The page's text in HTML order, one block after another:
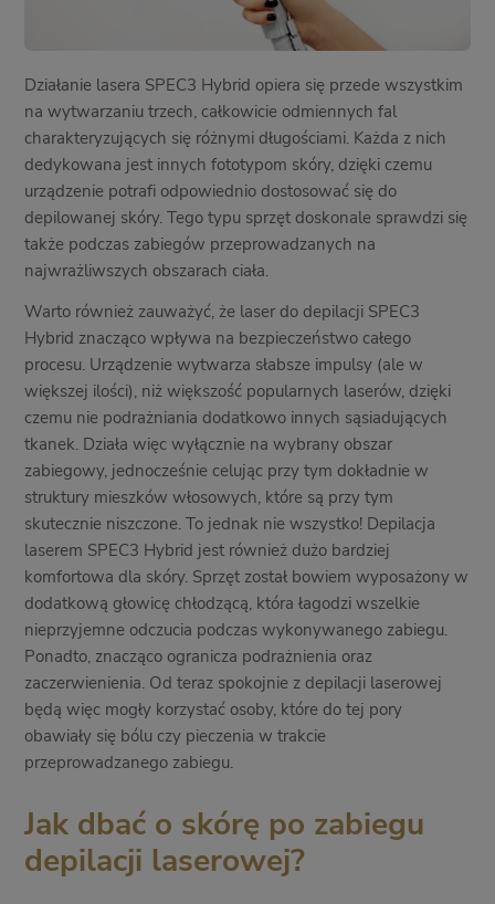
Działanie lasera SPEC3 Hybrid opiera się przede wszystkim
na wytwarzaniu trzech, całkowicie odmiennych fal
charakteryzujących się różnymi długościami. Każda z nich
dedykowana jest innych fototypom skóry, dzięki czemu
urządzenie potrafi odpowiednio dostosować się do
depilowanej skóry. Tego typu sprzęt doskonale sprawdzi się
także podczas zabiegów przeprowadzanych na
najwrażliwszych obszarach ciała.
Warto również zauważyć, że laser do depilacji SPEC3
Hybrid znacząco wpływa na bezpieczeństwo całego
procesu. Urządzenie wytwarza słabsze impulsy (ale w
większej ilości), niż większość popularnych laserów, dzięki
czemu nie podrażniania dodatkowo innych sąsiadujących
tkanek. Działa więc wyłącznie na wybrany obszar
zabiegowy, jednocześnie celując przy tym dokładnie w
struktury mieszków włosowych, które są przy tym
skutecznie niszczone. To jednak nie wszystko! Depilacja
laserem SPEC3 Hybrid jest również dużo bardziej
komfortowa dla skóry. Sprzęt został bowiem wyposażony w
dodatkową głowicę chłodzącą, która łagodzi wszelkie
nieprzyjemne odczucia podczas wykonywanego zabiegu.
Ponadto, znacząco ogranicza podrażnienia oraz
zaczerwienienia. Od teraz spokojnie z depilacji laserowej
będą więc mogły korzystać osoby, które do tej pory
obawiały się bólu czy pieczenia w trakcie
przeprowadzanego zabiegu.
Jak dbać o skórę po zabiegu
depilacji laserowej?